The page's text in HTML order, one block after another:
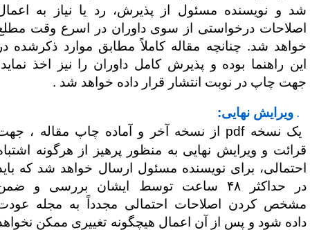
و نویسنده مسئول از پذیرش، رد یا نیاز به اعمال
درخواستی از سوی داوران در اسرع وقت مطلع
شد. چنانچه مقاله کاملاً مطابق موارد ذکرشده در
راهنما بوده و پذیرش کامل داوران را نیز اخذ نماید،
چاپ در نوبت انتشار قرار داده خواهد شد .
ویرایش نهایی:
یک نسخهpdfاز نسخه آخر و آماده چاپ مقاله ، جهت
و ویرایش نهایی به منظور پرهیز از هرگونه اشتباه
برای نویسنده مسئول ارسال خواهد شد که باید
در حداکثر ۴۸ ساعت توسط ایشان بررسی و ضمن
کردن اصلاحات احتمالی مجدداً به مجله عودت
شود و پس از آن اعمال هیچگونه تغییری ممکن نخواهد